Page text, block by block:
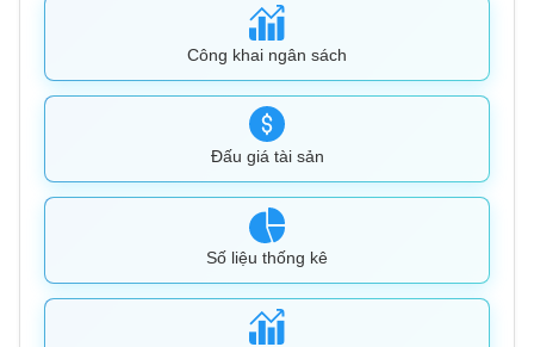
Công khai ngân sách
Đấu giá tài sản
Số liệu thống kê